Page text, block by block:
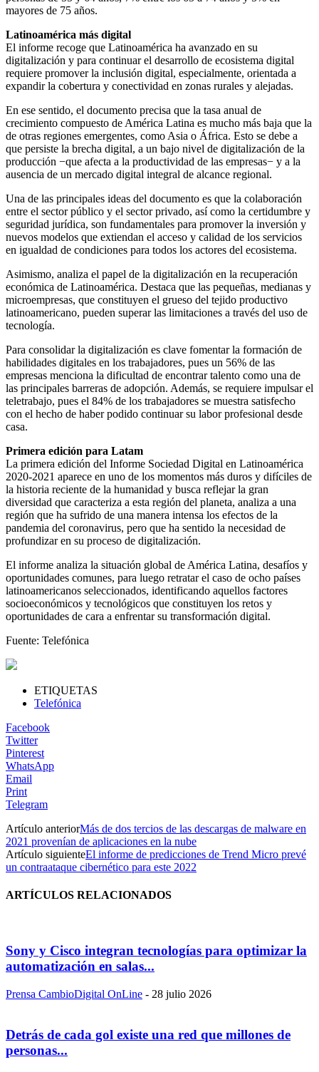
mayores de 75 años.
Latinoamérica más digital
El informe recoge que Latinoamérica ha avanzado en su
digitalización y para continuar el desarrollo de ecosistema digital
requiere promover la inclusión digital, especialmente, orientada a
expandir la cobertura y conectividad en zonas rurales y alejadas.
En ese sentido, el documento precisa que la tasa anual de
crecimiento compuesto de América Latina es mucho más baja que la
de otras regiones emergentes, como Asia o África. Esto se debe a
que persiste la brecha digital, a un bajo nivel de digitalización de la
producción −que afecta a la productividad de las empresas− y a la
ausencia de un mercado digital integral de alcance regional.
Una de las principales ideas del documento es que la colaboración
entre el sector público y el sector privado, así como la certidumbre y
seguridad jurídica, son fundamentales para promover la inversión y
nuevos modelos que extiendan el acceso y calidad de los servicios
en igualdad de condiciones para todos los actores del ecosistema.
Asimismo, analiza el papel de la digitalización en la recuperación
económica de Latinoamérica. Destaca que las pequeñas, medianas y
microempresas, que constituyen el grueso del tejido productivo
latinoamericano, pueden superar las limitaciones a través del uso de
tecnología.
Para consolidar la digitalización es clave fomentar la formación de
habilidades digitales en los trabajadores, pues un 56% de las
empresas menciona la dificultad de encontrar talento como una de
las principales barreras de adopción. Además, se requiere impulsar el
teletrabajo, pues el 84% de los trabajadores se muestra satisfecho
con el hecho de haber podido continuar su labor profesional desde
casa.
Primera edición para Latam
La primera edición del Informe Sociedad Digital en Latinoamérica
2020-2021 aparece en uno de los momentos más duros y difíciles de
la historia reciente de la humanidad y busca reflejar la gran
diversidad que caracteriza a esta región del planeta, analiza a una
región que ha sufrido de una manera intensa los efectos de la
pandemia del coronavirus, pero que ha sentido la necesidad de
profundizar en su proceso de digitalización.
El informe analiza la situación global de América Latina, desafíos y
oportunidades comunes, para luego retratar el caso de ocho países
latinoamericanos seleccionados, identificando aquellos factores
socioeconómicos y tecnológicos que constituyen los retos y
oportunidades de cara a enfrentar su transformación digital.
Fuente: Telefónica
ETIQUETAS
Telefónica
Facebook
Twitter
Pinterest
WhatsApp
Email
Print
Telegram
Artículo anteriorMás de dos tercios de las descargas de malware en
2021 provenían de aplicaciones en la nube
Artículo siguienteEl informe de predicciones de Trend Micro prevé
un contraataque cibernético para este 2022
ARTÍCULOS RELACIONADOS
Sony y Cisco integran tecnologías para optimizar la
automatización en salas...
Prensa CambioDigital OnLine - 28 julio 2026
Detrás de cada gol existe una red que millones de
personas...